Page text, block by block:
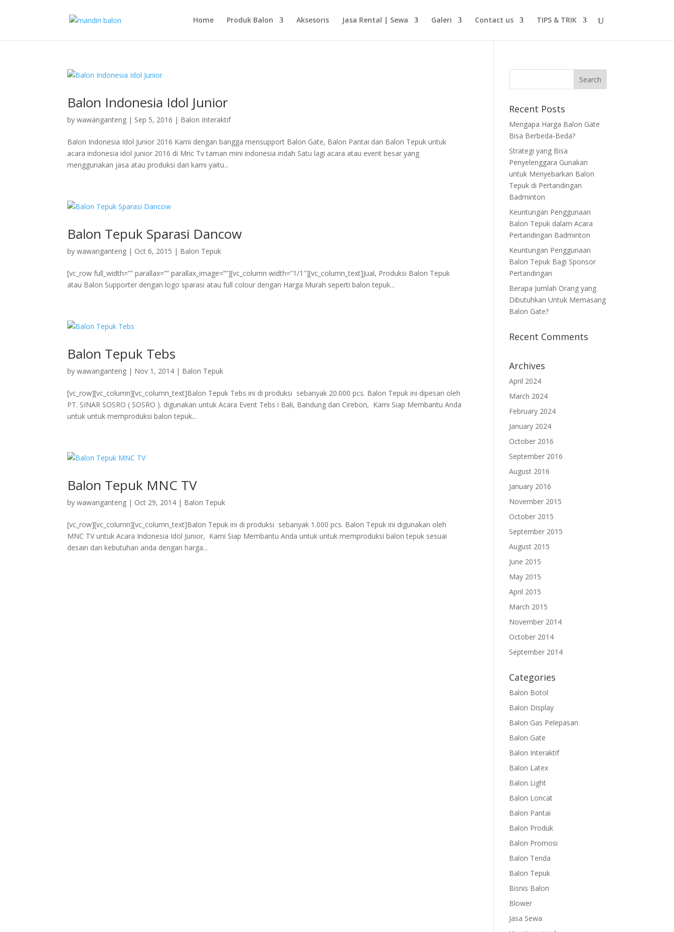
Home Produk Balon Aksesoris Jasa Rental | Sewa Galeri Contact us TIPS & TRIK
Balon Indonesia Idol Junior
bywawanganteng | Sep 5, 2016 | Balon Interaktif
Balon Indonesia Idol Junior 2016 Kami dengan bangga mensupport Balon Gate, Balon Pantai dan Balon Tepuk untuk
acara indonesia idol junior 2016 di Mnc Tv taman mini indonesia indah Satu lagi acara atau event besar yang
menggunakan jasa atau produksi dari kami yaitu...
Balon Tepuk Sparasi Dancow
bywawanganteng | Oct 6, 2015 | Balon Tepuk
[vc_row full_width=”” parallax=”” parallax_image=””][vc_column width=”1/1″][vc_column_text]Jual, Produksi Balon Tepuk
atau Balon Supporter dengan logo sparasi atau full colour dengan Harga Murah seperti balon tepuk...
Balon Tepuk Tebs
bywawanganteng | Nov 1, 2014 | Balon Tepuk
[vc_row][vc_column][vc_column_text]Balon Tepuk Tebs ini di produksi sebanyak 20.000 pcs. Balon Tepuk ini dipesan oleh
PT. SINAR SOSRO ( SOSRO ). digunakan untuk Acara Event Tebs i Bali, Bandung dan Cirebon, Kami Siap Membantu Anda
untuk untuk memproduksi balon tepuk...
Balon Tepuk MNC TV
bywawanganteng | Oct 29, 2014 | Balon Tepuk
[vc_row][vc_column][vc_column_text]Balon Tepuk ini di produksi sebanyak 1.000 pcs. Balon Tepuk ini digunakan oleh
MNC TV untuk Acara Indonesia Idol Junior, Kami Siap Membantu Anda untuk untuk memproduksi balon tepuk sesuai
desain dan kebutuhan anda dengan harga...
Recent Posts
Mengapa Harga Balon Gate
Bisa Berbeda-Beda?
Strategi yang Bisa
Penyelenggara Gunakan
untuk Menyebarkan Balon
Tepuk di Pertandingan
Badminton
Keuntungan Penggunaan
Balon Tepuk dalam Acara
Pertandingan Badminton
Keuntungan Penggunaan
Balon Tepuk Bagi Sponsor
Pertandingan
Berapa Jumlah Orang yang
Dibutuhkan Untuk Memasang
Balon Gate?
Recent Comments
Archives
April 2024
March 2024
February 2024
January 2024
October 2016
September 2016
August 2016
January 2016
November 2015
October 2015
September 2015
August 2015
June 2015
May 2015
April 2015
March 2015
November 2014
October 2014
September 2014
Categories
Balon Botol
Balon Display
Balon Gas Pelepasan
Balon Gate
Balon Interaktif
Balon Latex
Balon Light
Balon Loncat
Balon Pantai
Balon Produk
Balon Promosi
Balon Tenda
Balon Tepuk
Bisnis Balon
Blower
Jasa Sewa